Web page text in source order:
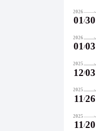
2026
01/30
2026
01/03
2025
12/03
2025
11 /26
2025
11 /20